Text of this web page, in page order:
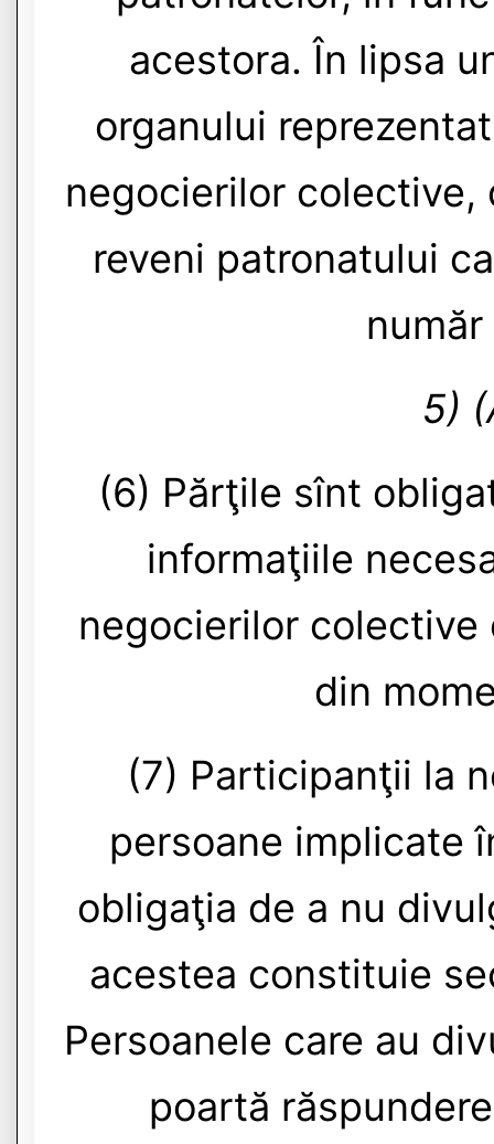
acestora. În lipsa
organului
negocierilor colective,
reveni patronatului
5)
(6) Părţile sînt
informaţiile
negocierilor
din
(7) Participanţii la
persoane implicate
obligaţia de a nu
acestea constituie
Persoanele care au
poartă